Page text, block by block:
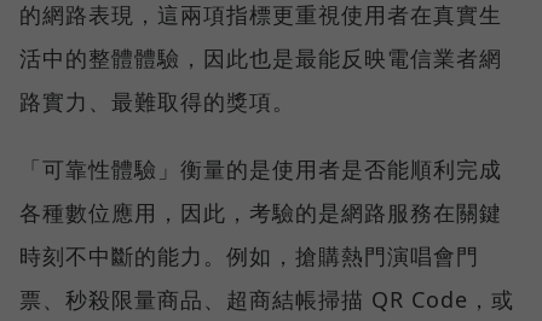
的網路表現，這兩項指標更重視使用者在真實生
活中的整體體驗，因此也是最能反映電信業者網
路實力、最難取得的獎項。
「可靠性體驗」衡量的是使用者是否能順利完成
各種數位應用，因此，考驗的是網路服務在關鍵
時刻不中斷的能力。例如，搶購熱門演唱會門
票、秒殺限量商品、超商結帳掃描 QR Code，或